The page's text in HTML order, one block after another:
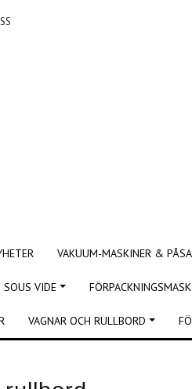
VAKUUM-MASKINER &
SOUS VIDE
VAGNAR OCH RULLBORD